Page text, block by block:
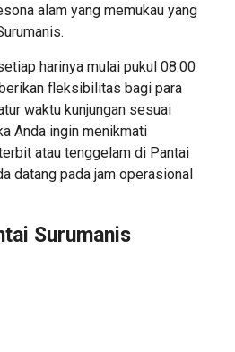
alam yang memukau yang
harinya mulai pukul 08.00
fleksibilitas bagi para
waktu kunjungan sesuai
Anda ingin menikmati
atau tenggelam di Pantai
datang pada jam operasional
Surumanis